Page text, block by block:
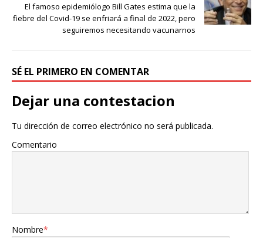
El famoso epidemiólogo Bill Gates estima que la
fiebre del Covid-19 se enfriará a final de 2022, pero
seguiremos necesitando vacunarnos
SÉ EL PRIMERO EN COMENTAR
Dejar una contestacion
Tu dirección de correo electrónico no será publicada.
Comentario
Nombre*